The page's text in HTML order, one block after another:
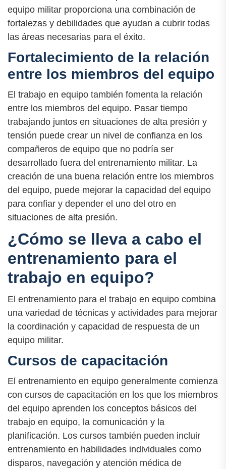
equipo militar proporciona una combinación de
fortalezas y debilidades que ayudan a cubrir todas
las áreas necesarias para el éxito.
Fortalecimiento de la relación
entre los miembros del equipo
El trabajo en equipo también fomenta la relación
entre los miembros del equipo. Pasar tiempo
trabajando juntos en situaciones de alta presión y
tensión puede crear un nivel de confianza en los
compañeros de equipo que no podría ser
desarrollado fuera del entrenamiento militar. La
creación de una buena relación entre los miembros
del equipo, puede mejorar la capacidad del equipo
para confiar y depender el uno del otro en
situaciones de alta presión.
¿Cómo se lleva a cabo el
entrenamiento para el
trabajo en equipo?
El entrenamiento para el trabajo en equipo combina
una variedad de técnicas y actividades para mejorar
la coordinación y capacidad de respuesta de un
equipo militar.
Cursos de capacitación
El entrenamiento en equipo generalmente comienza
con cursos de capacitación en los que los miembros
del equipo aprenden los conceptos básicos del
trabajo en equipo, la comunicación y la
planificación. Los cursos también pueden incluir
entrenamiento en habilidades individuales como
disparos, navegación y atención médica de